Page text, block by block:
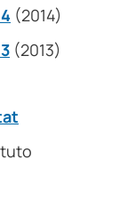
(2014)
(2013)